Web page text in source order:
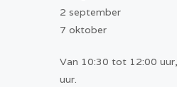
2 september
7 oktober
Van 10:30 tot 12:00
uur.